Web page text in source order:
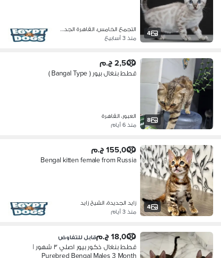
4
التجمع الخامس، القاهرة الجديدة
منذ 3 أسابيع
8
2,500 ج.م
قطط بنغال بيور ( Bangal Type )
العبور، القاهرة
منذ 6 أيام
4
155,000 ج.م
Bengal kitten female from Russia
زايد الجديدة، الشيخ زايد
منذ 3 أيام
18,000 ج.م قابل للتفاوض
قطط بنغال ذكور بيور اصلي ٣ شهور |
Purebred Bengal Males 3 Month